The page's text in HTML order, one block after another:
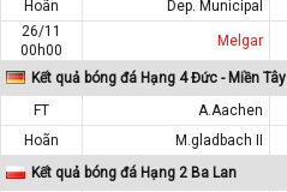
Hoãn
Dep. Municipal
26/11
00h00
Melgar
Kết quả bóng đá Hạng 4 Đức - Miền Tây
FT
A.Aachen
Hoãn
M.gladbach II
Kết quả bóng đá Hạng 2 Ba Lan